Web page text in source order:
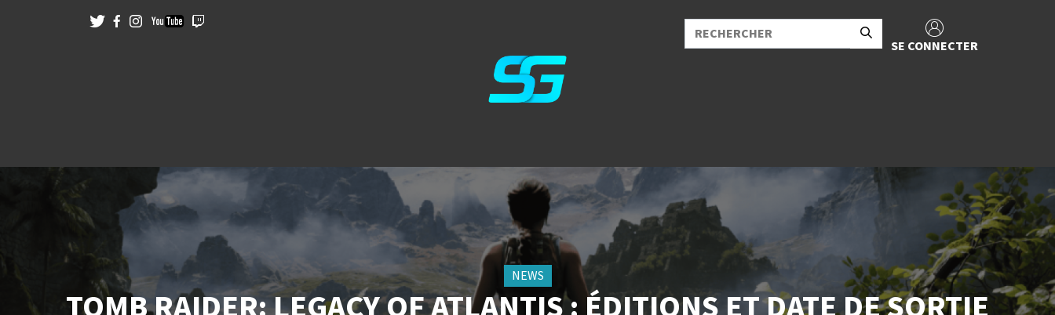
SE CONNECTER
NEWS